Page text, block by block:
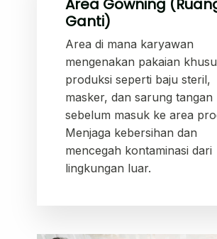
Area Gowning
Ganti)
Area di mana karyawan
mengenakan pakaian
produksi seperti baju steril,
masker, dan sarung tangan
sebelum masuk ke area
Menjaga kebersihan dan
mencegah kontaminasi dari
lingkungan luar.